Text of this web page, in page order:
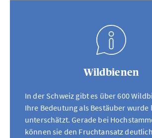
Wildbienen
In der Schweiz gibt es über 600
Ihre Bedeutung als Bestäuber wurde
unterschätzt. Gerade bei
können sie den Fruchtansatz